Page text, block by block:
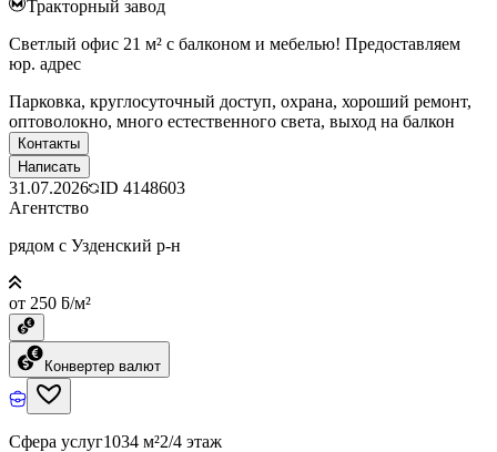
Тракторный завод
Светлый офис 21 м² с балконом и мебелью! Предоставляем
юр. адрес
Парковка, круглосуточный доступ, охрана, хороший ремонт,
оптоволокно, много естественного света, выход на балкон
Контакты
Написать
31.07.2026 ID 4148603
Агентство
рядом с Узденский р-н
от 250 ƃ/м²
Конвертер валют
Сфера услуг1034 м²2/4 этаж